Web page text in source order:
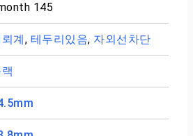
145
계, 테두리있음, 자외선차단